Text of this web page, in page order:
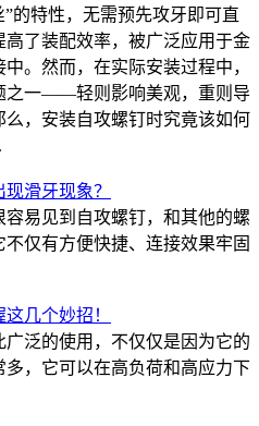
特性，无需预先攻牙即可直
了装配效率，被广泛应用于金
。然而，在实际安装过程中，
之一——轻则影响美观，重则导
，安装自攻螺钉时究竟该如何
滑牙现象？
易见到自攻螺钉，和其他的螺
仅有方便快捷、连接效果牢固
几个妙招！
泛的使用，不仅仅是因为它的
，它可以在高负荷和高应力下